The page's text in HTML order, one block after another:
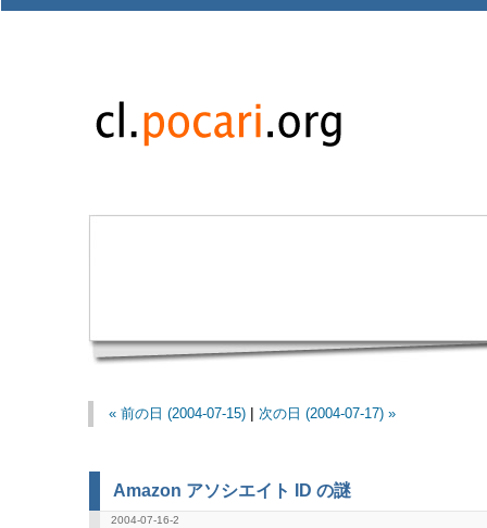
« 前の日 (2004-07-15)| 次の日 (2004-07-17) »
Amazon アソシエイト ID の謎
2004-07-16-2